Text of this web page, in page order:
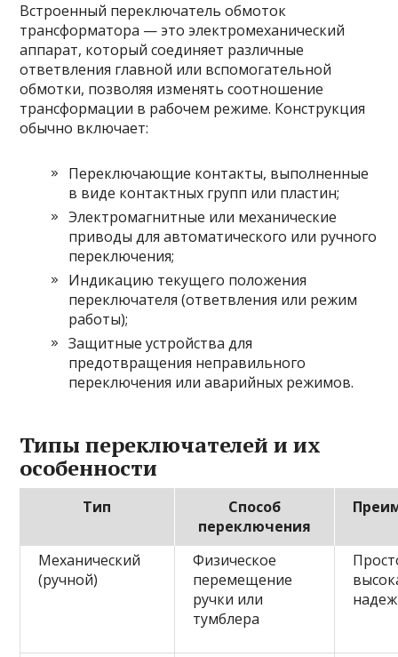
Встроенный переключатель обмоток
трансформатора — это электромеханический
аппарат, который соединяет различные
ответвления главной или вспомогательной
обмотки, позволяя изменять соотношение
трансформации в рабочем режиме. Конструкция
обычно включает:
Переключающие контакты, выполненные
в виде контактных групп или пластин;
Электромагнитные или механические
приводы для автоматического или ручного
переключения;
Индикацию текущего положения
переключателя (ответвления или режим
работы);
Защитные устройства для
предотвращения неправильного
переключения или аварийных режимов.
Типы переключателей и их
особенности
Тип
Способ
переключения
Механический
(ручной)
Физическое
перемещение
ручки или
тумблера